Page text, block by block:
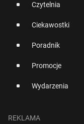
Czytelnia
Ciekawostki
Poradnik
Promocje
Wydarzenia
REKLAMA